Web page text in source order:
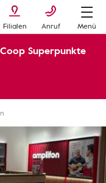
Filialen Anruf Menü
Superpunkte